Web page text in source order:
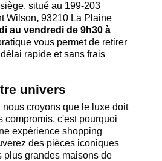
situé au 199-203
Wilson, 93210 La Plaine
au vendredi de 9h30 à
vous permet de retirer
rapide et sans frais
univers
nous croyons que le luxe doit
compromis, c'est pourquoi
expérience shopping
des pièces iconiques
plus grandes maisons de